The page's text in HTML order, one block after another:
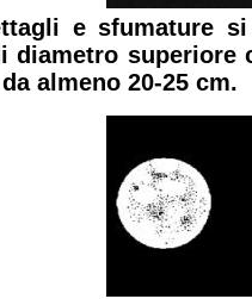
e sfumature
diametro superiore
almeno 20-25 cm.